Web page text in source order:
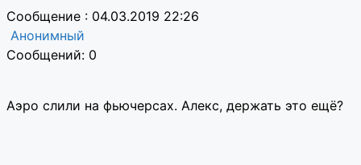
Сообщение : 04.03.2019 22:26
Анонимный
Сообщений: 0
Аэро слили на фьючерсах. Алекс, держать это ещё?